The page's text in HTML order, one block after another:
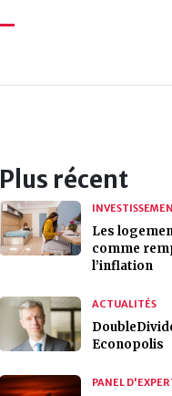
Plus récent
Les
comme
l’inflation
ACTUALITÉS
Econopolis
PANEL